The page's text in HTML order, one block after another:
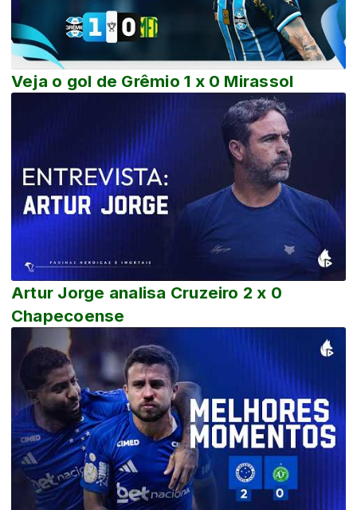
Veja o gol de Grêmio 1 x 0 Mirassol
Artur Jorge analisa Cruzeiro 2 x 0
Chapecoense